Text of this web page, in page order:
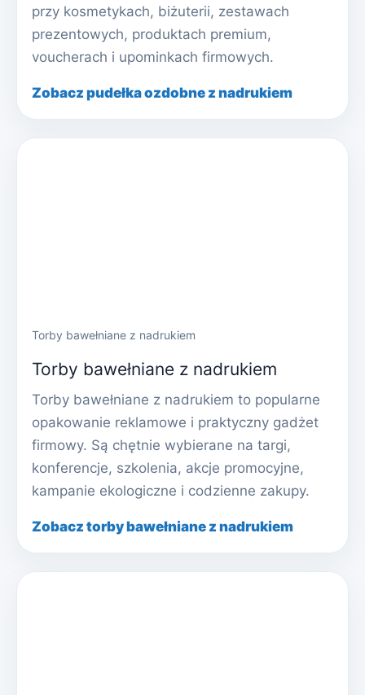
przy kosmetykach, biżuterii, zestawach
prezentowych, produktach premium,
voucherach i upominkach firmowych.
Zobacz pudełka ozdobne z nadrukiem
Torby bawełniane z nadrukiem
Torby bawełniane z nadrukiem
Torby bawełniane z nadrukiem to popularne
opakowanie reklamowe i praktyczny gadżet
firmowy. Są chętnie wybierane na targi,
konferencje, szkolenia, akcje promocyjne,
kampanie ekologiczne i codzienne zakupy.
Zobacz torby bawełniane z nadrukiem